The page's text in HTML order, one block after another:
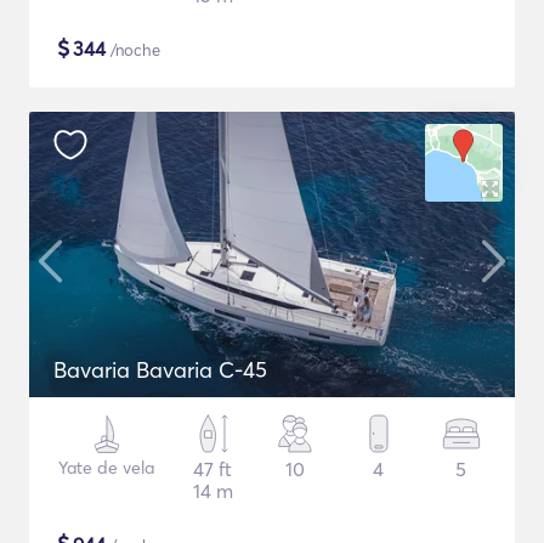
$344/noche
Bavaria Bavaria C-45
Yate de vela
47 ft
14 m
10 4 5